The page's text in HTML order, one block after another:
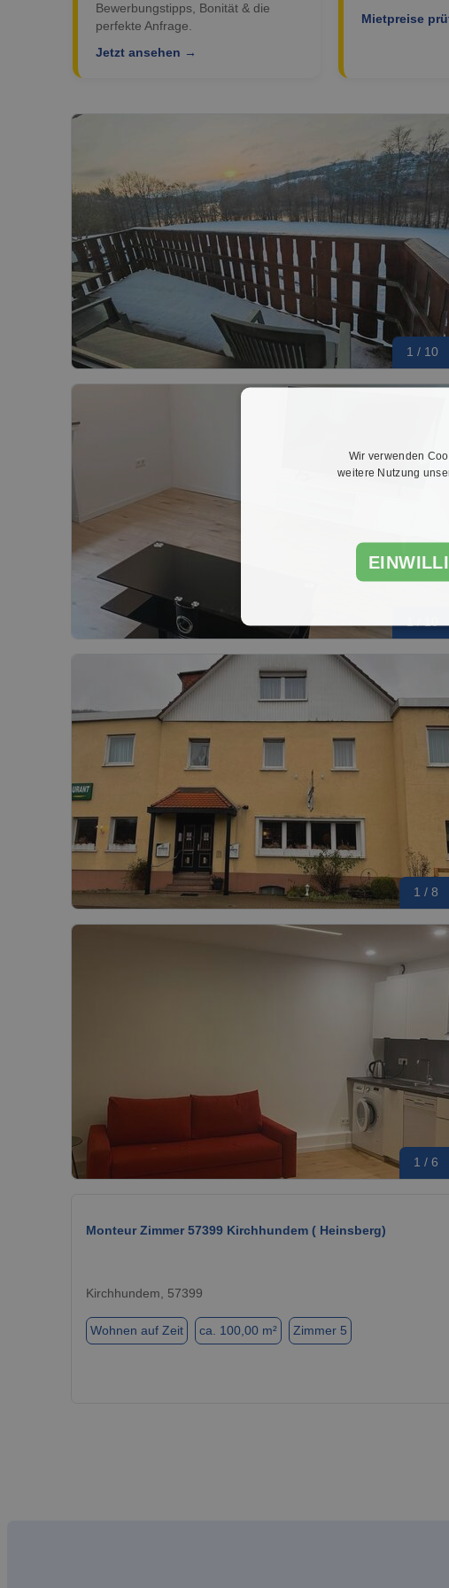
Bewerbungstipps, Bonität & die
perfekte Anfrage.
Jetzt ansehen →
Mietpreise
1 / 10
1 / 8
1 / 6
Monteur Zimmer 57399 Kirchhundem ( Heinsberg)
Kirchhundem, 57399
Wohnen auf Zeit ca. 100,00 m² Zimmer 5
Wir verwenden
weitere Nutzung